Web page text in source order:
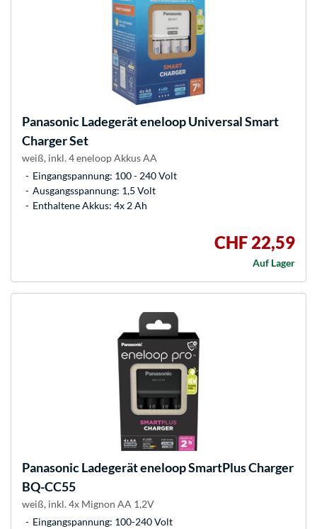
PanasonicLadegerät eneloop Universal Smart
Charger Set
weiß, inkl. 4 eneloop Akkus AA
Eingangspannung: 100 - 240 Volt
Ausgangsspannung: 1,5 Volt
Enthaltene Akkus: 4x 2 Ah
CHF 22,59
Auf Lager
PanasonicLadegerät eneloop SmartPlus Charger
BQ-CC55
weiß, inkl. 4x Mignon AA 1,2V
Eingangspannung: 100-240 Volt